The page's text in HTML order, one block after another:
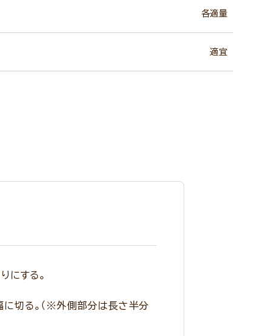
各適量
適宜
にする。
に切る。（※外側部分は長さ半分